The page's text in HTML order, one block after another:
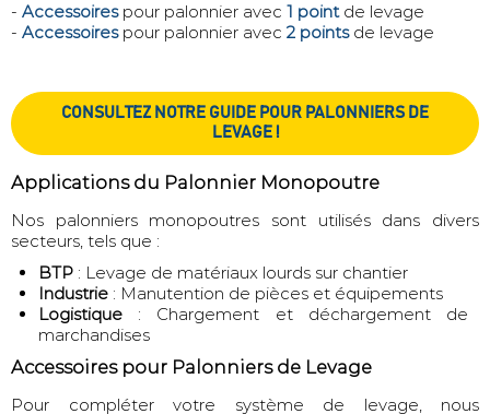
- Accessoirespour palonnier avec 1 pointde levage
- Accessoirespour palonnier avec 2 pointsde levage
CONSULTEZ NOTRE GUIDE POUR PALONNIERS DE
LEVAGE !
Applications du Palonnier Monopoutre
Nos palonniers monopoutres sont utilisés dans divers
secteurs, tels que :
BTP : Levage de matériaux lourds sur chantier
Industrie : Manutention de pièces et équipements
Logistique : Chargement et déchargement de
marchandises
Accessoires pour Palonniers de Levage
Pour compléter votre système de levage, nous